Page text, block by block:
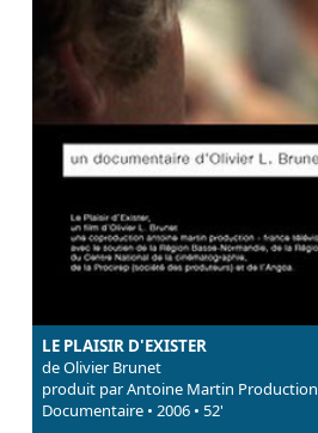
LE PLAISIR D'EXISTER
de Olivier Brunet
produit par Antoine Martin Production
Documentaire • 2006 • 52'